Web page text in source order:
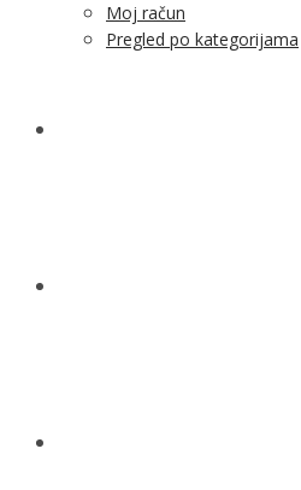
Moj račun
Pregled po kategorijama